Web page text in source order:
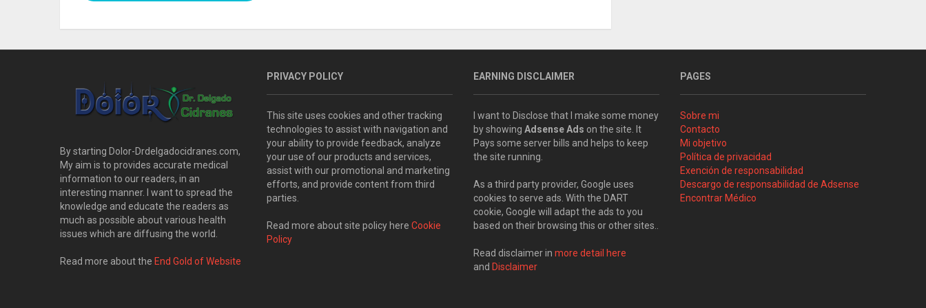
By starting Dolor-Drdelgadocidranes.com,
My aim is to provides accurate medical
information to our readers, in an
interesting manner. I want to spread the
knowledge and educate the readers as
much as possible about various health
issues which are diffusing the world.
Read more about the End Gold of Website
PRIVACY POLICY
This site uses cookies and other tracking
technologies to assist with navigation and
your ability to provide feedback, analyze
your use of our products and services,
assist with our promotional and marketing
efforts, and provide content from third
parties.
Read more about site policy here Cookie
Policy
EARNING DISCLAIMER
I want to Disclose that I make some money
by showing Adsense Ads on the site. It
Pays some server bills and helps to keep
the site running.
As a third party provider, Google uses
cookies to serve ads. With the DART
cookie, Google will adapt the ads to you
based on their browsing this or other sites..
Read disclaimer in more detail here
and Disclaimer
PAGES
Sobre mi
Contacto
Mi objetivo
Política de privacidad
Exención de responsabilidad
Descargo de responsabilidad de Adsense
Encontrar Médico